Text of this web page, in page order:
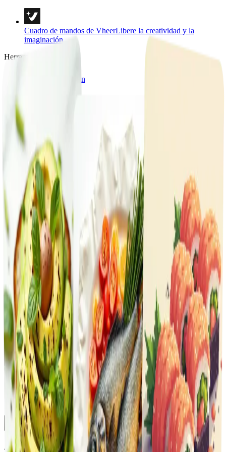
Cuadro de mandos de VheerLibere la creatividad y la
imaginación
Herramientas
Texto a imagen
Imagen a vídeo
Imagen a Prompt
Imagen a texto
Eliminador de fondo
Retratos y estilos
Plantillas de imágenes
Herramientas de imagen
Compresores de archivos
Herramientas Emoji
Biblioteca reciente
GPT-Image-2 ya está disponible en Vheer. Empieza gratis ahora.
Toggle Sidebar
Cuadro de mandos
Generador de alimentos
Historial
Aún no se ha generado ninguna imagen